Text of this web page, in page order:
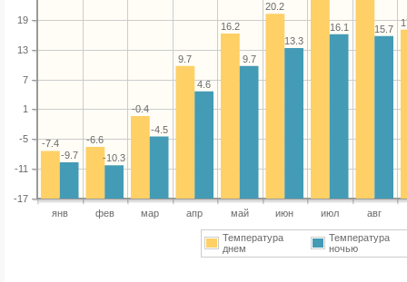
янв фев мар апр май июн июл авг
-17
-11
-5
1
7
13
19
20.2
16.2
9.7
-0.4
-6.6
-7.4
15.7
16.1
13.3
9.7
4.6
-4.5
-10.3
-9.7
Температура
днем
Температура
ночью